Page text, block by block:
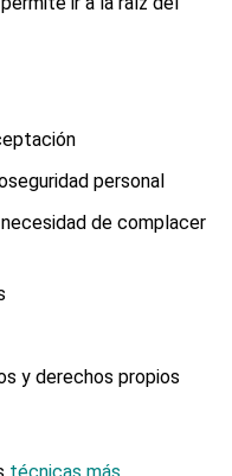
personal
de complacer
y derechos propios
técnicas más